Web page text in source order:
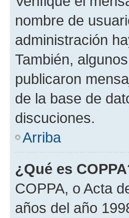
nombre de
administración
También,
publicaron
de la base de
discuciones.
Arriba
¿Qué es
COPPA, o Acta
años del año